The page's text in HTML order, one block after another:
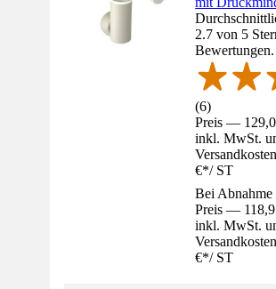
2.7 von 5
Bewertungen.
(6)
Preis —
inkl. MwSt.
€*/ ST
Bei Abnahme
Preis —
inkl. MwSt.
€*/ ST